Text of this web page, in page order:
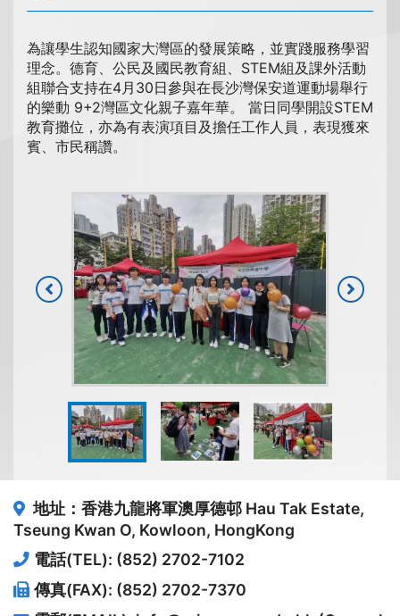
為讓學生認知國家大灣區的發展策略，並實踐服務學習
理念。德育、公民及國民教育組、STEM組及課外活動
組聯合支持在4月30日參與在長沙灣保安道運動場舉行
的樂動 9+2灣區文化親子嘉年華。 當日同學開設STEM
教育攤位，亦為有表演項目及擔任工作人員，表現獲來
賓、市民稱讚。
地址：香港九龍將軍澳厚德邨 Hau Tak Estate,
Tseung Kwan O, Kowloon, HongKong
電話(TEL): (852) 2702-7102
傳真(FAX): (852) 2702-7370